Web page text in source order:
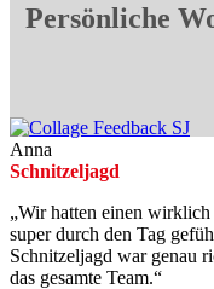
Persönliche
Anna
Schnitzeljagd
„Wir hatten einen
super durch den Tag
Schnitzeljagd war genau
das gesamte Team.“